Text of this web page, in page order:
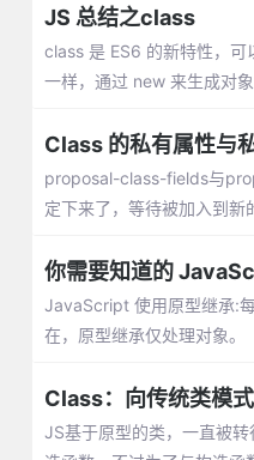
JS 总结之class
class 是 ES6 的新特性，
一样，通过 new 来生成对
Class 的私有属性与
proposal-class-fields与
定下来了，等待被加入到新
你需要知道的
JavaScript 使用原型继承:
在，原型继承仅处理对象。
Class：向传统类模
JS基于原型的类，一直被